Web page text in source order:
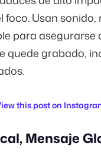
foco. Usan sonido,
para asegurarse
quede grabado,
this post on
Mensaje